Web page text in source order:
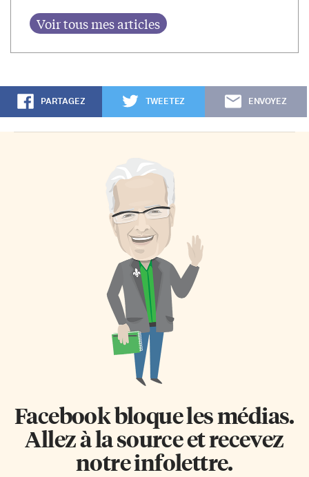
PARTAGEZ TWEETEZ ENVOYEZ
Facebook bloque les médias.
Allez à la source et recevez
notre infolettre.